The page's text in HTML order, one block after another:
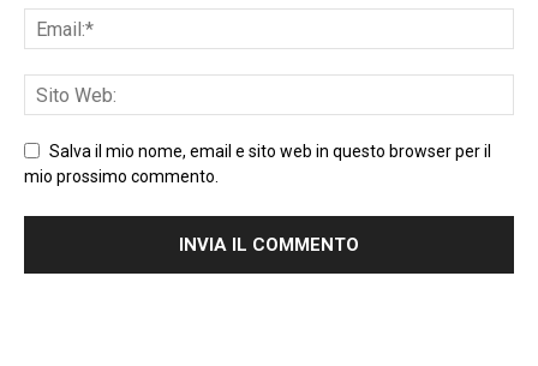
Salva il mio nome, email e sito web in questo browser per il
mio prossimo commento.